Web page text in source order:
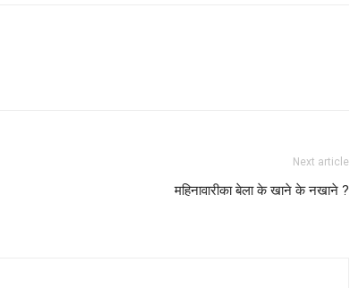
Next article
महिनावारीका बेला के खाने के नखाने ?